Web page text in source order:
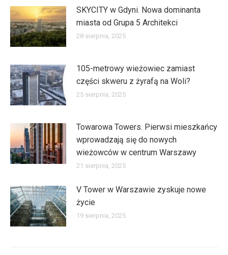
SKYCITY w Gdyni. Nowa dominanta
miasta od Grupa 5 Architekci
28 sierpnia, 2025
105-metrowy wieżowiec zamiast
części skweru z żyrafą na Woli?
25 sierpnia, 2025
Towarowa Towers. Pierwsi mieszkańcy
wprowadzają się do nowych
wieżowców w centrum Warszawy
21 sierpnia, 2025
V Tower w Warszawie zyskuje nowe
życie
19 sierpnia, 2025